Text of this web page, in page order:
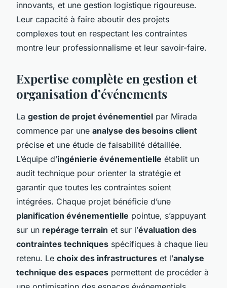
innovants, et une gestion logistique rigoureuse.
Leur capacité à faire aboutir des projets
complexes tout en respectant les contraintes
montre leur professionnalisme et leur savoir-faire.
Expertise complète en gestion et
organisation d’événements
La gestion de projet événementiel par Mirada
commence par une analyse des besoins client
précise et une étude de faisabilité détaillée.
L’équipe d’ingénierie événementielle établit un
audit technique pour orienter la stratégie et
garantir que toutes les contraintes soient
intégrées. Chaque projet bénéficie d’une
planification événementielle pointue, s’appuyant
sur un repérage terrain et sur l’évaluation des
contraintes techniques spécifiques à chaque lieu
retenu. Le choix des infrastructures et l’analyse
technique des espaces permettent de procéder à